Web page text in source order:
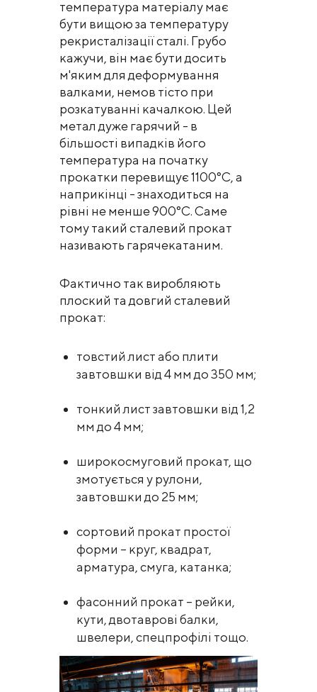
температура матеріалу має
бути вищою за температуру
рекристалізації сталі. Грубо
кажучи, він має бути досить
м'яким для деформування
валками, немов тісто при
розкатуванні качалкою. Цей
метал дуже гарячий - в
більшості випадків його
температура на початку
прокатки перевищує 1100°С, а
наприкінці - знаходиться на
рівні не менше 900°С. Саме
тому такий сталевий прокат
називають гарячекатаним.
Фактично так виробляють
плоский та довгий сталевий
прокат:
товстий лист або плити
завтовшки від 4 мм до 350 мм;
тонкий лист завтовшки від 1,2
мм до 4 мм;
широкосмуговий прокат, що
змотується у рулони,
завтовшки до 25 мм;
сортовий прокат простої
форми – круг, квадрат,
арматура, смуга, катанка;
фасонний прокат – рейки,
кути, двотаврові балки,
швелери, спецпрофілі тощо.